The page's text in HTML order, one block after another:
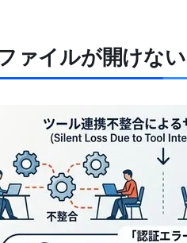
ァイルが開けな